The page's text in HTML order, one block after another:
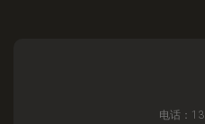
电话：